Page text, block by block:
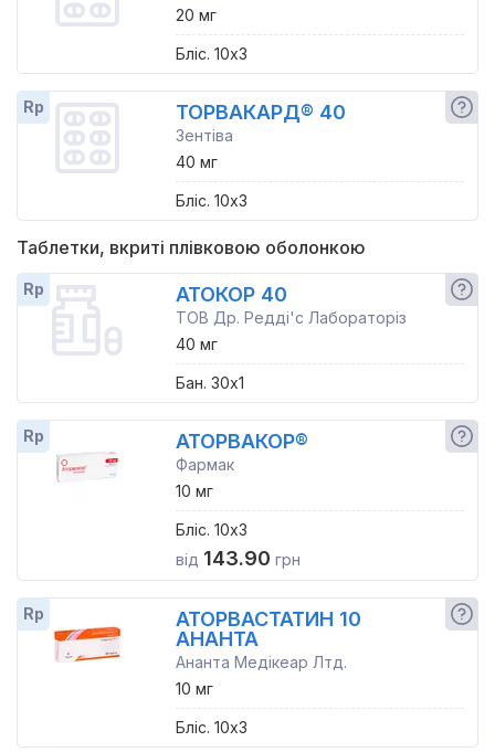
20 мг
Бліс. 10x3
Rp ТОРВАКАРД® 40
Зентіва
40 мг
Бліс. 10x3
Таблетки, вкриті плівковою оболонкою
Rp АТОКОР 40
ТОВ Др. Редді'с Лабораторіз
40 мг
Бан. 30x1
Rp АТОРВАКОР®
Фармак
10 мг
Бліс. 10x3
від 143.90 грн
Rp
АТОРВАСТАТИН 10
АНАНТА
Ананта Медікеар Лтд.
10 мг
Бліс. 10x3